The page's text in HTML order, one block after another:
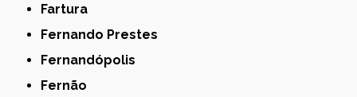
Fartura
Fernando Prestes
Fernandópolis
Fernão